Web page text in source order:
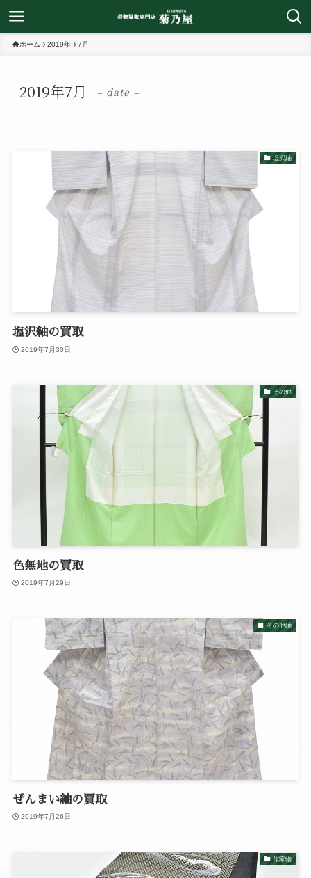
ホーム 2019年 7月
2019年7月 – date –
塩沢紬
塩沢紬の買取
2019年7月30日
その他
色無地の買取
2019年7月29日
その他紬
ぜんまい紬の買取
2019年7月26日
作家物